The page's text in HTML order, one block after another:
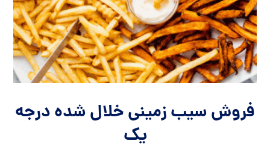
فروش سیب زمینی خلال شده درجه
یک